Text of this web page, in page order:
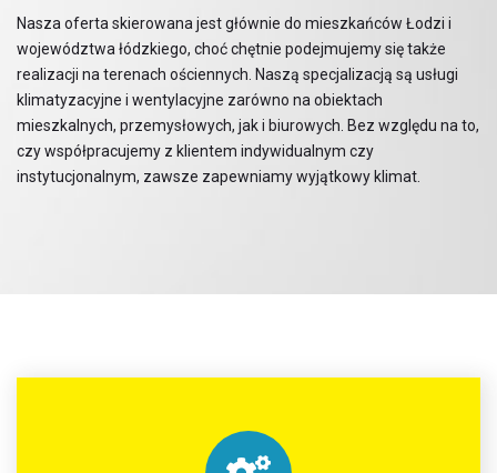
Nasza oferta skierowana jest głównie do mieszkańców Łodzi i
województwa łódzkiego, choć chętnie podejmujemy się także
realizacji na terenach ościennych. Naszą specjalizacją są usługi
klimatyzacyjne i wentylacyjne zarówno na obiektach
mieszkalnych, przemysłowych, jak i biurowych. Bez względu na to,
czy współpracujemy z klientem indywidualnym czy
instytucjonalnym, zawsze zapewniamy wyjątkowy klimat.